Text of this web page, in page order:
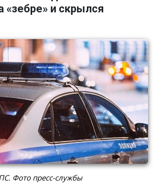
«зебре» и скрылся
Фото пресс-службы